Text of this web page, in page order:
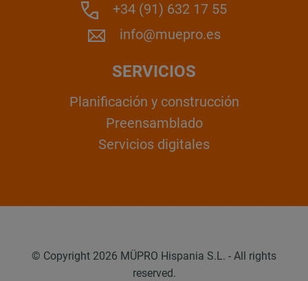
+34 (91) 632 17 55
info@muepro.es
SERVICIOS
Planificación y construcción
Preensamblado
Servicios digitales
© Copyright 2026 MÜPRO Hispania S.L. - All rights
reserved.